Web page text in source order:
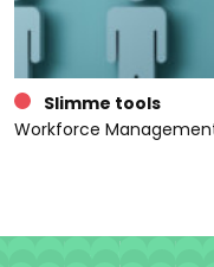
Slimme tools
Workforce